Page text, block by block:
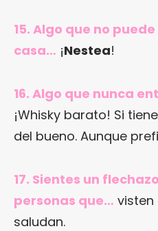
15. Algo que no
casa… ¡Nestea!
16. Algo que nunca
¡Whisky barato! Si
del bueno. Aunque
17. Sientes un
personas que… visten
saludan.